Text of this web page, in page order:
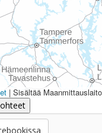
| Sisältää